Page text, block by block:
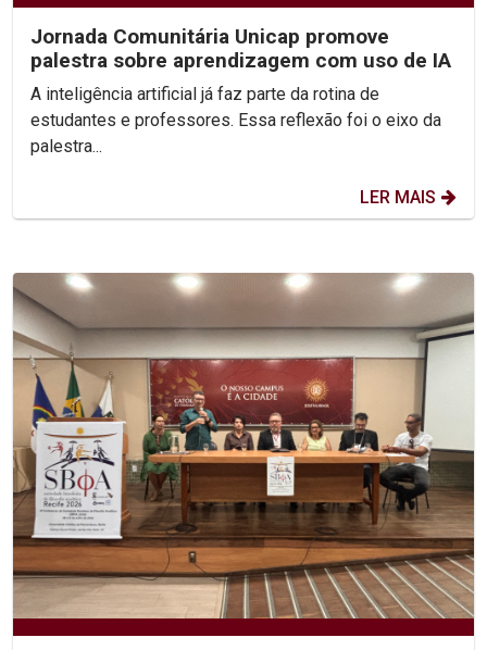
Jornada Comunitária Unicap promove
palestra sobre aprendizagem com uso de IA
A inteligência artificial já faz parte da rotina de
estudantes e professores. Essa reflexão foi o eixo da
palestra...
LER MAIS